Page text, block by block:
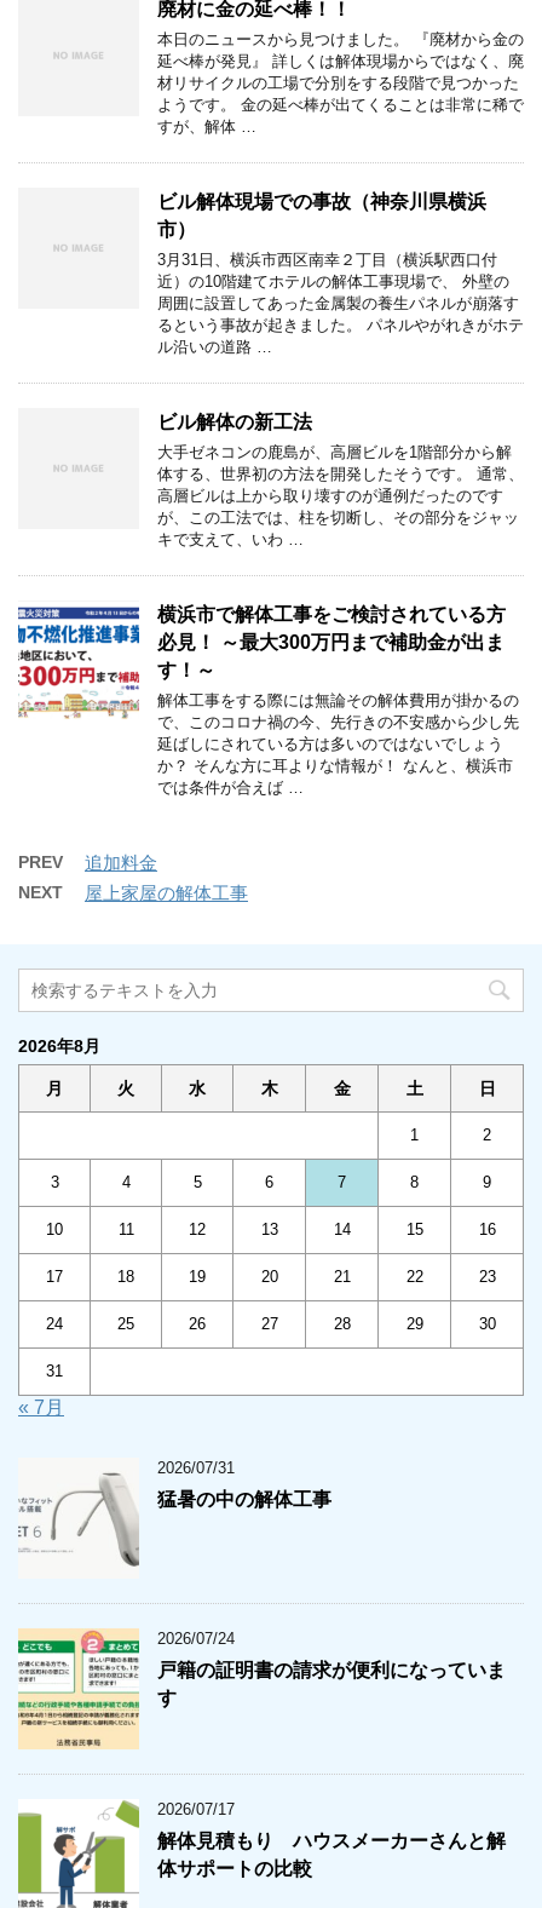
廃材に金の延べ棒！！
本日のニュースから見つけました。 『廃材から金の
延べ棒が発見』 詳しくは解体現場からではなく、廃
材リサイクルの工場で分別をする段階で見つかった
ようです。 金の延べ棒が出てくることは非常に稀で
すが、解体 …
ビル解体現場での事故（神奈川県横浜
市）
3月31日、横浜市西区南幸２丁目（横浜駅西口付
近）の10階建てホテルの解体工事現場で、 外壁の
周囲に設置してあった金属製の養生パネルが崩落す
るという事故が起きました。 パネルやがれきがホテ
ル沿いの道路 …
ビル解体の新工法
大手ゼネコンの鹿島が、高層ビルを1階部分から解
体する、世界初の方法を開発したそうです。 通常、
高層ビルは上から取り壊すのが通例だったのです
が、この工法では、柱を切断し、その部分をジャッ
キで支えて、いわ …
横浜市で解体工事をご検討されている方
必見！ ～最大300万円まで補助金が出ま
す！～
解体工事をする際には無論その解体費用が掛かるの
で、このコロナ禍の今、先行きの不安感から少し先
延ばしにされている方は多いのではないでしょう
か？ そんな方に耳よりな情報が！ なんと、横浜市
では条件が合えば …
PREV 追加料金
NEXT 屋上家屋の解体工事
2026年8月
月 火 水 木 金 土 日
1 2
3 4 5 6 7 8 9
10 11 12 13 14 15 16
17 18 19 20 21 22 23
24 25 26 27 28 29 30
31
« 7月
2026/07/31
猛暑の中の解体工事
2026/07/24
戸籍の証明書の請求が便利になっていま
す
2026/07/17
解体見積もり ハウスメーカーさんと解
体サポートの比較